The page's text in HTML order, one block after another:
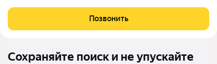
территории 41 га 29 домов от 9 до 24 этажей, уютные дворы со
спортивными и игровыми
Позвонить
Сохраняйте поиск и не упускайте